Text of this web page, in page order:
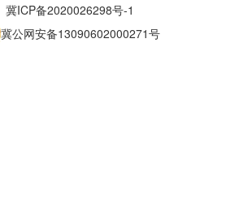
冀ICP备2020026298号-1
冀公网安备13090602000271号